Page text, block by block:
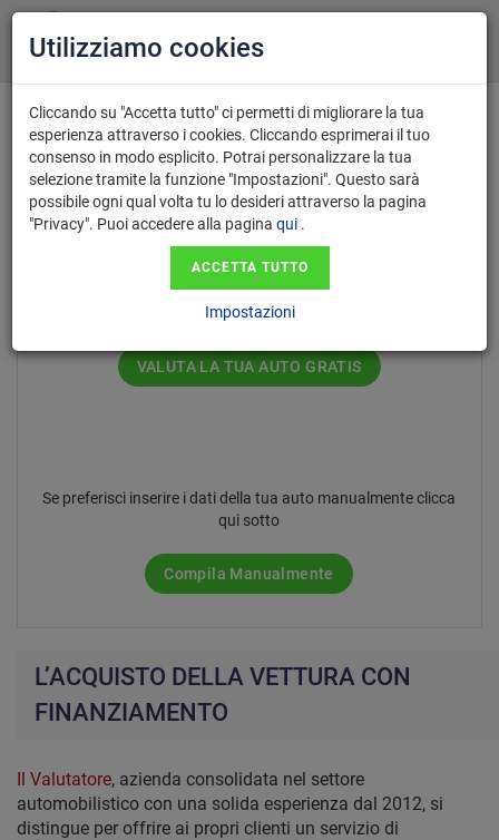
Inserisci il numero di targa nel
formato AA123AA.
VALUTA LA TUA AUTO GRATIS
Se preferisci inserire i dati della tua auto manualmente clicca
qui sotto
Compila Manualmente
L’ACQUISTO DELLA VETTURA CON
FINANZIAMENTO
Il Valutatore, azienda consolidata nel settore
automobilistico con una solida esperienza dal 2012, si
distingue per offrire ai propri clienti un servizio di
Utilizziamo cookies
Cliccando su "Accetta tutto" ci permetti di migliorare la tua
esperienza attraverso i cookies. Cliccando esprimerai il tuo
consenso in modo esplicito. Potrai personalizzare la tua
selezione tramite la funzione "Impostazioni". Questo sarà
possibile ogni qual volta tu lo desideri attraverso la pagina
"Privacy". Puoi accedere alla pagina qui .
ACCETTA TUTTO
Impostazioni